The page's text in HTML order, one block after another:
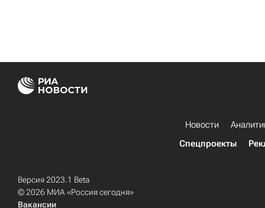
Новости
Спецпроекты
Версия 2023.1 Beta
© 2026 МИА «Россия сегодня»
Вакансии